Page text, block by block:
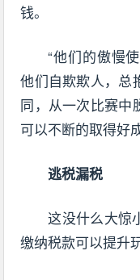
钱。
“他们的傲慢
他们自欺欺人，总
同，从一次比赛中
可以不断的取得好
逃税漏税
这没什么大惊
缴纳税款可以提升